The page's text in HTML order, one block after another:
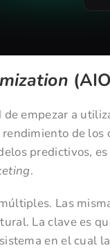
empezar a
de
predictivos,
.
Las
La clave es
en el cual